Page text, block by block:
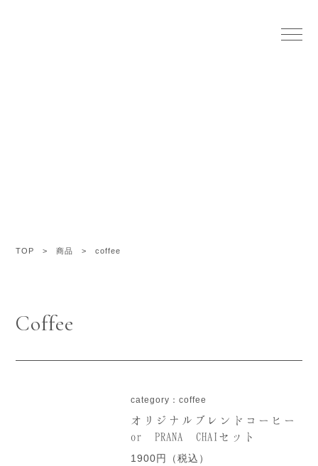
TOP >商品 >coffee
Coffee
category：coffee
オリジナルブレンドコーヒー
or PRANA CHAIセット
1900円（税込）